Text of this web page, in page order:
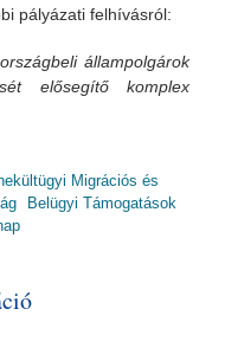
pályázati felhívásról:
állampolgárok
elősegítő komplex
Migrációs és
Belügyi Támogatások